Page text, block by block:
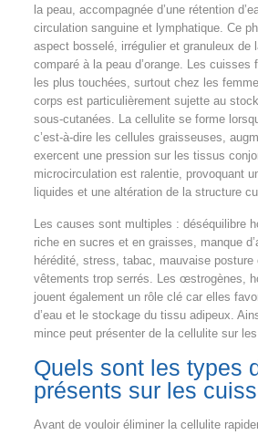
la peau, accompagnée d’une rétention
circulation sanguine et lymphatique. Ce
aspect bosselé, irrégulier et granuleux de
comparé à la peau d’orange. Les cuisses
les plus touchées, surtout chez les
corps est particulièrement sujette au
sous-cutanées. La cellulite se forme
c’est-à-dire les cellules graisseuses,
exercent une pression sur les tissus
microcirculation est ralentie, provoquant
liquides et une altération de la structure
Les causes sont multiples : déséquilibre
riche en sucres et en graisses, manque
hérédité, stress, tabac, mauvaise posture
vêtements trop serrés. Les œstrogènes,
jouent également un rôle clé car elles
d’eau et le stockage du tissu adipeux.
mince peut présenter de la cellulite sur
Quels sont les types
présents sur les
Avant de vouloir éliminer la cellulite